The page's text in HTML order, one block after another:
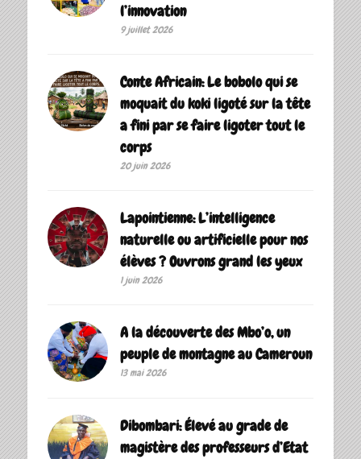
l’innovation
9 juillet 2026
Conte Africain: Le bobolo qui se
moquait du koki ligoté sur la tête
a fini par se faire ligoter tout le
corps
20 juin 2026
Lapointienne: L’intelligence
naturelle ou artificielle pour nos
élèves ? Ouvrons grand les yeux
1 juin 2026
A la découverte des Mbo’o, un
peuple de montagne au Cameroun
13 mai 2026
Dibombari: Élevé au grade de
magistère des professeurs d’Etat